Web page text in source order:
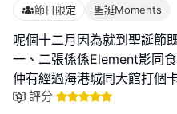
節日限定 聖誕Moments
呢個十二月因為就到聖誕節
一、二張係係Element影同
仲有經過海港城同大館打個
評分